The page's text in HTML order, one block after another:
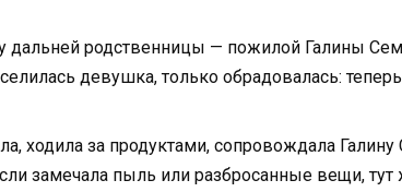
дальней родственницы — пожилой Галины
девушка, только обрадовалась:
ходила за продуктами, сопровождала
замечала пыль или разбросанные вещи,